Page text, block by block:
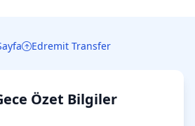
Edremit Transfer
Özet Bilgiler